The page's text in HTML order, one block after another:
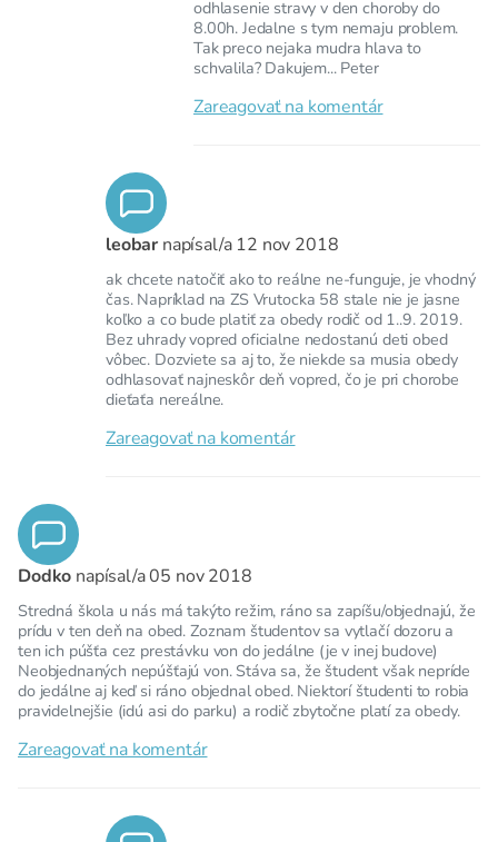
odhlasenie stravy v den choroby do
8.00h. Jedalne s tym nemaju problem.
Tak preco nejaka mudra hlava to
schvalila? Dakujem... Peter
Zareagovať na komentár
leobar napísal/a 12 nov 2018
ak chcete natočiť ako to reálne ne-funguje, je vhodný
čas. Napríklad na ZS Vrutocka 58 stale nie je jasne
koľko a co bude platiť za obedy rodič od 1..9. 2019.
Bez uhrady vopred oficialne nedostanú deti obed
vôbec. Dozviete sa aj to, že niekde sa musia obedy
odhlasovať najneskôr deň vopred, čo je pri chorobe
dieťaťa nereálne.
Zareagovať na komentár
Dodko napísal/a05 nov 2018
Stredná škola u nás má takýto režim, ráno sa zapíšu/objednajú, že
prídu v ten deň na obed. Zoznam študentov sa vytlačí dozoru a
ten ich púšťa cez prestávku von do jedálne (je v inej budove)
Neobjednaných nepúšťajú von. Stáva sa, že študent však nepríde
do jedálne aj keď si ráno objednal obed. Niektorí študenti to robia
pravidelnejšie (idú asi do parku) a rodič zbytočne platí za obedy.
Zareagovať na komentár